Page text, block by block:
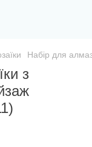
Набір для
з